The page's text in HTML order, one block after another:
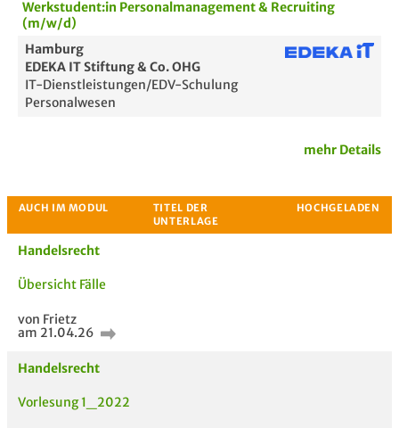
Werkstudent:in Personalmanagement & Recruiting
(m/w/d)
Hamburg
EDEKA IT Stiftung & Co. OHG
IT-Dienstleistungen/EDV-Schulung
Personalwesen
mehr Details
Handelsrecht
Übersicht Fälle
von Frietz
am 21.04.26
Handelsrecht
Vorlesung 1_2022